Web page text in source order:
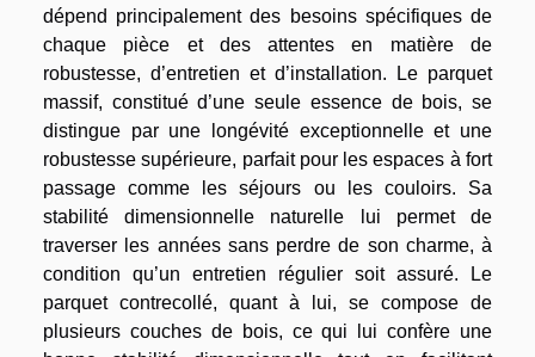
dépend principalement des besoins spécifiques de
chaque pièce et des attentes en matière de
robustesse, d’entretien et d’installation. Le parquet
massif, constitué d’une seule essence de bois, se
distingue par une longévité exceptionnelle et une
robustesse supérieure, parfait pour les espaces à fort
passage comme les séjours ou les couloirs. Sa
stabilité dimensionnelle naturelle lui permet de
traverser les années sans perdre de son charme, à
condition qu’un entretien régulier soit assuré. Le
parquet contrecollé, quant à lui, se compose de
plusieurs couches de bois, ce qui lui confère une